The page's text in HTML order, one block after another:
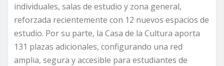
individuales, salas de estudio y zona general,
reforzada recientemente con 12 nuevos espacios de
estudio. Por su parte, la Casa de la Cultura aporta
131 plazas adicionales, configurando una red
amplia, segura y accesible para estudiantes de